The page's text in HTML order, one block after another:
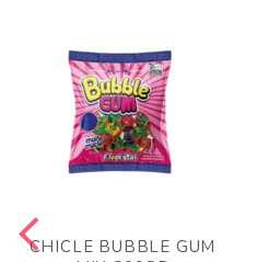
CHICLE BUBBLE GUM